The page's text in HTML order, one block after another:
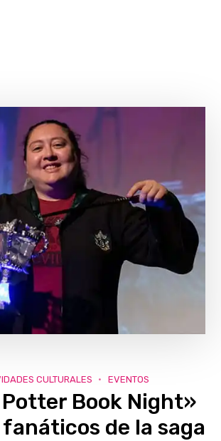
CULTURALES EVENTOS
Book Night»
de la saga